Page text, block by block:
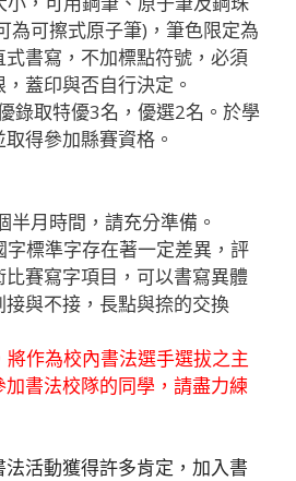
為可擦式原子筆)，筆色限定為
式書寫，不加標點符號，必須
蓋印與否自行決定。
錄取特優3名，優選2名。於學
得參加縣賽資格。
月時間，請充分準備。
字標準字存在著一定差異，評
賽寫字項目，可以書寫異體
與不接，長點與捺的交換
作為校內書法選手選拔之主
書法校隊的同學，請盡力練
活動獲得許多肯定，加入書